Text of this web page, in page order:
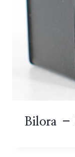
Bilora –